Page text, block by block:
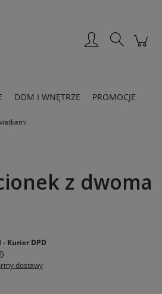
DOM I WNĘTRZE PROMOCJE
z dwoma
- Kurier DPD
dostawy